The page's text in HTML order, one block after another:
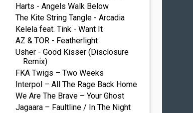
Harts - Angels Walk Below
The Kite String Tangle - Arcadia
Kelela feat. Tink - Want It
AZ & TOR - Featherlight
Usher - Good Kisser (Disclosure
Remix)
FKA Twigs – Two Weeks
Interpol – All The Rage Back Home
We Are The Brave – Your Ghost
Jagaara – Faultline / In The Night